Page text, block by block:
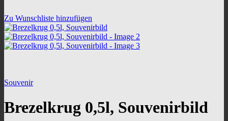
Zu Wunschliste hinzufügen
Souvenir
Brezelkrug 0,5l, Souvenirbild